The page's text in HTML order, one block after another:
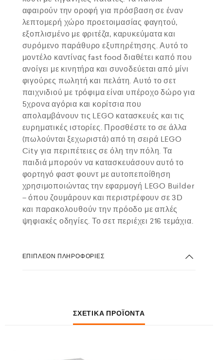
αφαιρούν την οροφή για πρόσβαση σε έναν
λεπτομερή χώρο προετοιμασίας φαγητού,
εξοπλισμένο με φριτέζα, καρυκεύματα και
συρόμενο παράθυρο εξυπηρέτησης. Αυτό το
μοντέλο καντίνας fast food διαθέτει καπό που
ανοίγει με κινητήρα και συνοδεύεται από μίνι
φιγούρες πωλητή και πελάτη. Αυτό το σετ
παιχνιδιού με τρόφιμα είναι υπέροχο δώρο για
5χρονα αγόρια και κορίτσια που
απολαμβάνουν τις LEGO κατασκευές και τις
ευρηματικές ιστορίες. Προσθέστε το σε άλλα
(πωλούνται ξεχωριστά) από τη σειρά LEGO
City για περιπέτειες σε όλη την πόλη. Τα
παιδιά μπορούν να κατασκευάσουν αυτό το
φορτηγό φαστ φουντ με αυτοπεποίθηση
χρησιμοποιώντας την εφαρμογή LEGO Builder
– όπου ζουμάρουν και περιστρέφουν σε 3D
και παρακολουθούν την πρόοδο με απλές
ψηφιακές οδηγίες. Το σετ περιέχει 216 τεμάχια.
ΕΠΙΠΛΈΟΝ ΠΛΗΡΟΦΟΡΊΕΣ
ΣΧΕΤΙΚΆ ΠΡΟΪΌΝΤΑ